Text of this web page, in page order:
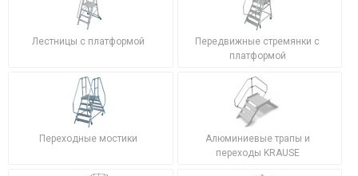
Лестницы с платформой
Передвижные стремянки с
платформой
Переходные мостики
Алюминиевые трапы и
переходы KRAUSE